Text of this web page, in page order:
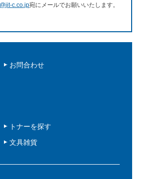
c.co.jp宛にメールでお願いいたします。
お問合わせ
トナーを探す
文具雑貨